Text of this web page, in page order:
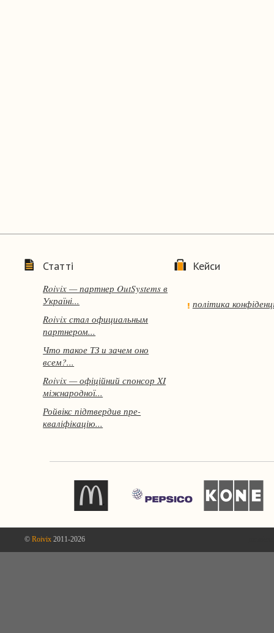
Статті
Roivix — партнер OutSystems в
Україні...
Roivix стал официальным
партнером...
Что такое ТЗ и зачем оно
всем?...
Roivix — офіційний спонсор XI
міжнародної...
Ройвікс підтвердив пре-
кваліфікацію...
Кейси
політика
©Roivix 2011-2026